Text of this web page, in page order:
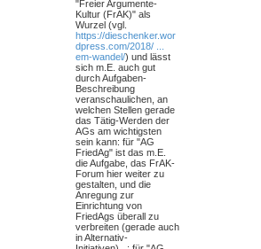
"Freier Argumente-
Kultur (FrAK)" als
Wurzel (vgl.
https://dieschenker.wor
dpress.com/2018/ ...
em-wandel/) und lässt
sich m.E. auch gut
durch Aufgaben-
Beschreibung
veranschaulichen, an
welchen Stellen gerade
das Tätig-Werden der
AGs am wichtigsten
sein kann: für "AG
FriedAg" ist das m.E.
die Aufgabe, das FrAK-
Forum hier weiter zu
gestalten, und die
Anregung zur
Einrichtung von
FriedAgs überall zu
verbreiten (gerade auch
in Alternativ-